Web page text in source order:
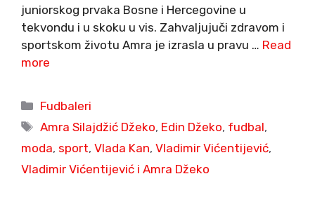
juniorskog prvaka Bosne i Hercegovine u
tekvondu i u skoku u vis. Zahvaljujuči zdravom i
sportskom životu Amra je izrasla u pravu … Read
more
Categories
Fudbaleri
Tags
Amra Silajdžić Džeko, Edin Džeko, fudbal,
moda, sport, Vlada Kan, Vladimir Vićentijević,
Vladimir Vićentijević i Amra Džeko